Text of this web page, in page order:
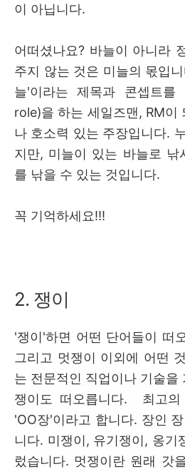
이 아닙니다.
어떠셨나요? 바늘이 아니라
주지 않는 것은 미늘의 몫입
늘'이라는 제목과 콘셉트
role)을 하는 세일즈맨, RM이
나 호소력 있는 주장입니다.
지만, 미늘이 있는 바늘로 낚
를 낚을 수 있는 것입니다.
꼭 기억하세요!!!
2. 쟁이
'쟁이'하면 어떤 단어들이 떠
그리고 멋쟁이 이외에 어떤
는 전문적인 직업이나 기술을
쟁이도 떠오릅니다. 최고
'OO장'이라고 합니다. 장인
니다. 미쟁이, 유기쟁이, 옹기
렀습니다. 멋쟁이란 원래 갓